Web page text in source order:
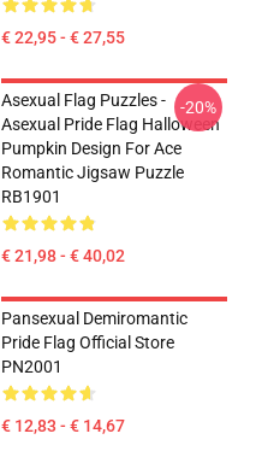
€ 22,95 - € 27,55
Asexual Flag Puzzles -
Asexual Pride Flag Halloween
Pumpkin Design For Ace
Romantic Jigsaw Puzzle
RB1901
€ 21,98 - € 40,02
-20%
Pansexual Demiromantic
Pride Flag Official Store
PN2001
€ 12,83 - € 14,67